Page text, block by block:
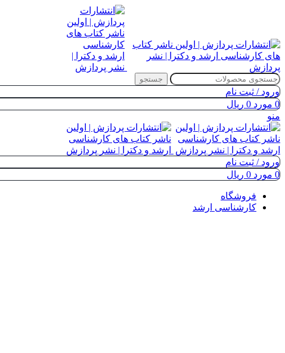
جستجو
ورود / ثبت نام
0 مورد 0 ریال
منو
ورود / ثبت نام
0 مورد 0 ریال
فروشگاه
کارشناسی ارشد